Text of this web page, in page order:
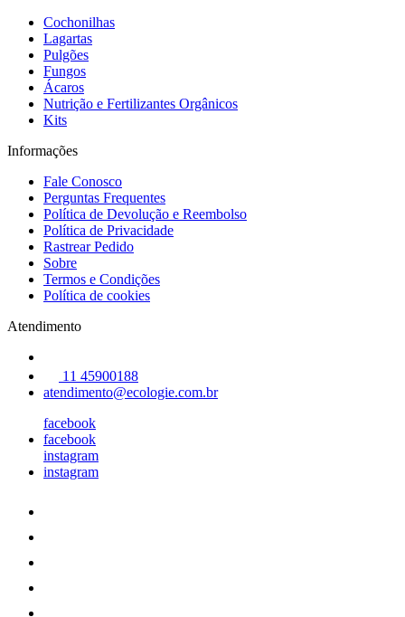
Cochonilhas
Lagartas
Pulgões
Fungos
Ácaros
Nutrição e Fertilizantes Orgânicos
Kits
Informações
Fale Conosco
Perguntas Frequentes
Política de Devolução e Reembolso
Política de Privacidade
Rastrear Pedido
Sobre
Termos e Condições
Política de cookies
Atendimento
11 45900188
atendimento@ecologie.com.br
facebook
facebook
instagram
instagram